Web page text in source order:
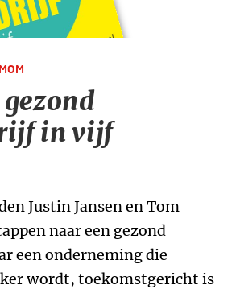
in vijf
Justin Jansen en Tom
naar een gezond
een onderneming die
wordt, toekomstgericht is